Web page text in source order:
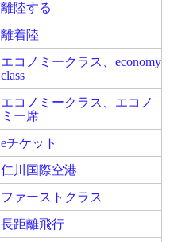
離陸する
離着陸
エコノミークラス、economy
class
エコノミークラス、エコノ
ミー席
eチケット
仁川国際空港
ファーストクラス
長距離飛行